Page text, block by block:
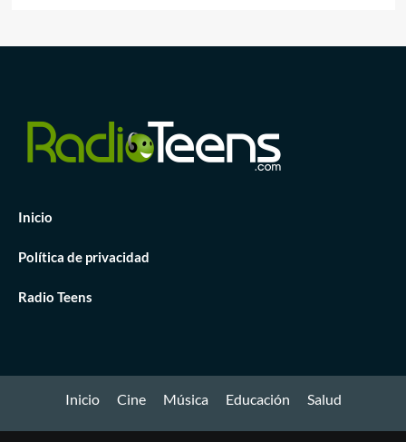
Inicio
Política de privacidad
Radio Teens
Inicio Cine Música Educación Salud